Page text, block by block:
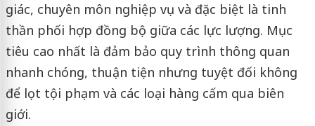
giác, chuyên môn nghiệp vụ và đặc biệt là tinh
thần phối hợp đồng bộ giữa các lực lượng. Mục
tiêu cao nhất là đảm bảo quy trình thông quan
nhanh chóng, thuận tiện nhưng tuyệt đối không
để lọt tội phạm và các loại hàng cấm qua biên
giới.